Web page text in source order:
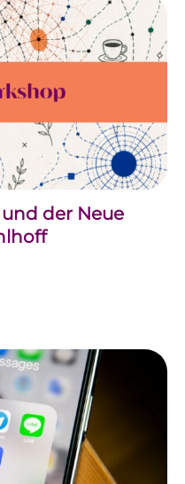
der Neue